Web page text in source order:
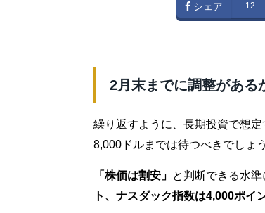
シェア 12
2月末までに調整がある
繰り返すように、長期投資で想
8,000ドルまでは待つべきでしょう
「株価は割安」 と判断できる水準
ト、ナスダック指数は4,000ポイ